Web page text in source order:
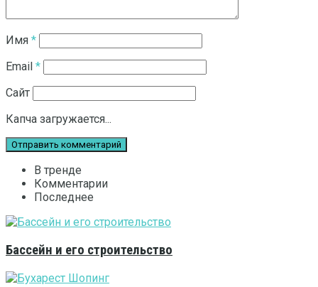
Имя *
Email *
Сайт
Капча загружается...
В тренде
Комментарии
Последнее
Бассейн и его строительство